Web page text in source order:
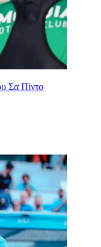
Σα Πίντο